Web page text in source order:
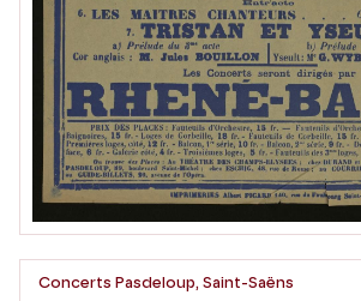
Concerts Pasdeloup, Saint-Saëns